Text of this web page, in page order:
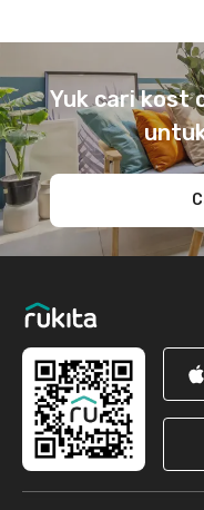
Yuk cari kost